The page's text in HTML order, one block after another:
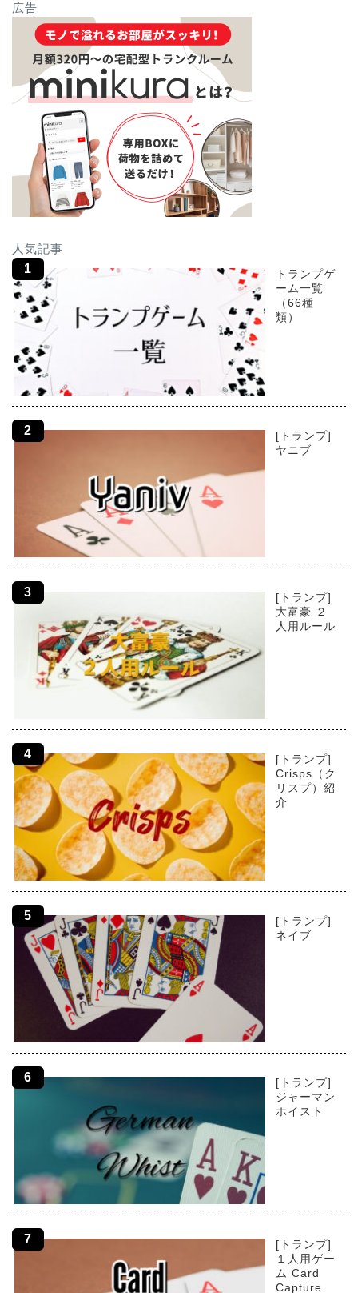
広告
人気記事
トランプゲ
ーム一覧
（66種
類）
[トランプ]
ヤニブ
[トランプ]
大富豪 ２
人用ルール
[トランプ]
Crisps（ク
リスプ）紹
介
[トランプ]
ネイブ
[トランプ]
ジャーマン
ホイスト
[トランプ]
１人用ゲー
ム Card
Capture